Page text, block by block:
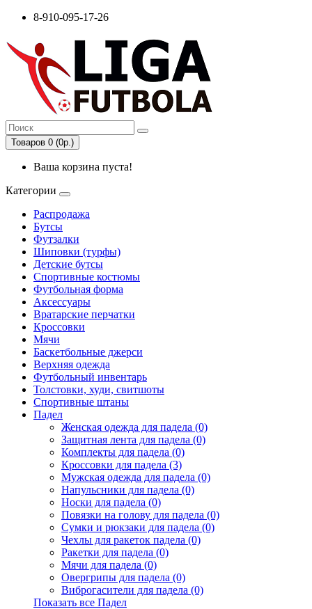
8-910-095-17-26
Товаров 0 (0р.)
Ваша корзина пуста!
Категории
Распродажа
Бутсы
Футзалки
Шиповки (турфы)
Детские бутсы
Спортивные костюмы
Футбольная форма
Аксессуары
Вратарские перчатки
Кроссовки
Мячи
Баскетбольные джерси
Верхняя одежда
Футбольный инвентарь
Толстовки, худи, свитшоты
Спортивные штаны
Падел
Женская одежда для падела (0)
Защитная лента для падела (0)
Комплекты для падела (0)
Кроссовки для падела (3)
Мужская одежда для падела (0)
Напульсники для падела (0)
Носки для падела (0)
Повязки на голову для падела (0)
Сумки и рюкзаки для падела (0)
Чехлы для ракеток падела (0)
Ракетки для падела (0)
Мячи для падела (0)
Овергрипы для падела (0)
Виброгасители для падела (0)
Показать все Падел